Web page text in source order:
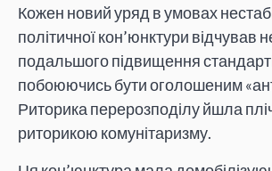
Кожен новий уряд в умовах
політичної кон’юнктури відчував
подальшого підвищення
побоюючись бути оголошеним
Риторика перерозподілу йшла
риторикою комунітаризму.